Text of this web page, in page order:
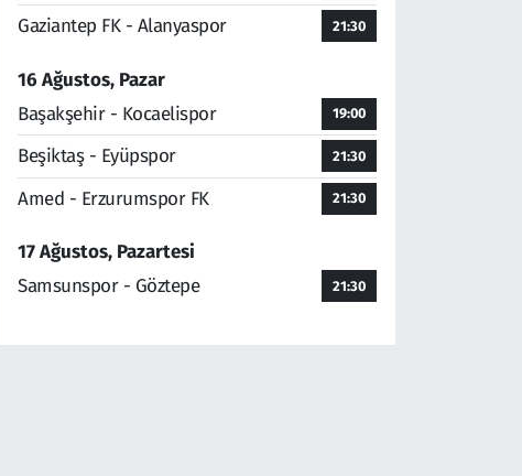
Gaziantep FK - Alanyaspor 21:30
16 Ağustos, Pazar
Başakşehir - Kocaelispor
19:00
Beşiktaş - Eyüpspor 21:30
Amed - Erzurumspor FK 21:30
17 Ağustos, Pazartesi
Samsunspor - Göztepe
21:30